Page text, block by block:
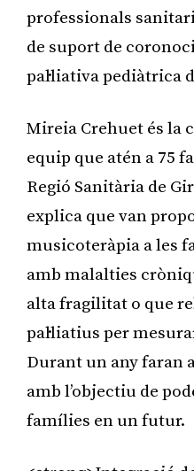
professionals
de suport de
pal·liativa pediàtrica
Mireia Crehuet és la
equip que atén a 75
Regió Sanitària de
explica que van
musicoteràpia a les
amb malalties
alta fragilitat o que
pal·liatius per
Durant un any faran
amb l’objectiu de
famílies en un futur.